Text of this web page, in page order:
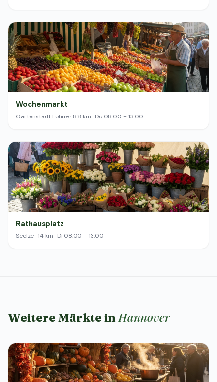
Wochenmarkt
Gartenstadt Lohne · 8.8 km · Do 08:00 – 13:00
Rathausplatz
Seelze · 14 km · Di 08:00 – 13:00
Weitere Märkte inHannover